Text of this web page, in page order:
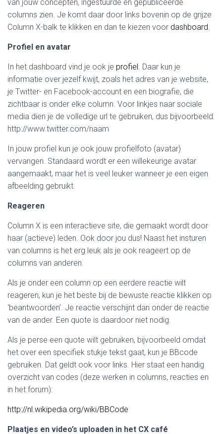
van jouw concepten, ingestuurde en gepubliceerde
columns zien. Je komt daar door links bovenin op de grijze
Column X-balk te klikken en dan te kiezen voor dashboard.
Profiel en avatar
In het dashboard vind je ook je profiel. Daar kun je
informatie over jezelf kwijt, zoals het adres van je website,
je Twitter- en Facebook-account en een biografie, die
zichtbaar is onder elke column. Voor linkjes naar sociale
media dien je de volledige url te gebruiken, dus bijvoorbeeld:
http://www.twitter.com/naam
In jouw profiel kun je ook jouw profielfoto (avatar)
vervangen. Standaard wordt er een willekeurige avatar
aangemaakt, maar het is veel leuker wanneer je een eigen
afbeelding gebruikt.
Reageren
Column X is een interactieve site, die gemaakt wordt door
haar (actieve) leden. Ook door jou dus! Naast het insturen
van columns is het erg leuk als je ook reageert op de
columns van anderen.
Als je onder een column op een eerdere reactie wilt
reageren, kun je het beste bij de bewuste reactie klikken op
‘beantwoorden’. Je reactie verschijnt dan onder de reactie
van de ander. Een quote is daardoor niet nodig.
Als je perse een quote wilt gebruiken, bijvoorbeeld omdat
het over een specifiek stukje tekst gaat, kun je BBcode
gebruiken. Dat geldt ook voor links. Hier staat een handig
overzicht van codes (deze werken in columns, reacties en
in het forum):
http://nl.wikipedia.org/wiki/BBCode
Plaatjes en video’s uploaden in het CX café